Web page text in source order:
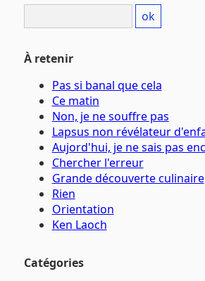
À retenir
Pas si banal que cela
Ce matin
Non, je ne souffre pas
Lapsus non révélateur
Aujord'hui, je ne sais pas
Chercher l'erreur
Grande découverte culinaire
Rien
Orientation
Ken Laoch
Catégories